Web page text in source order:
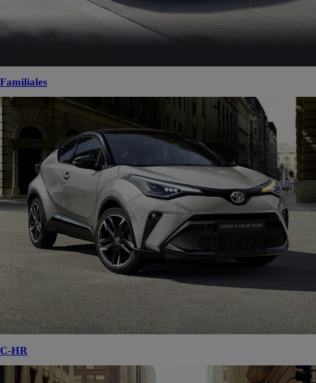
Familiales
C-HR